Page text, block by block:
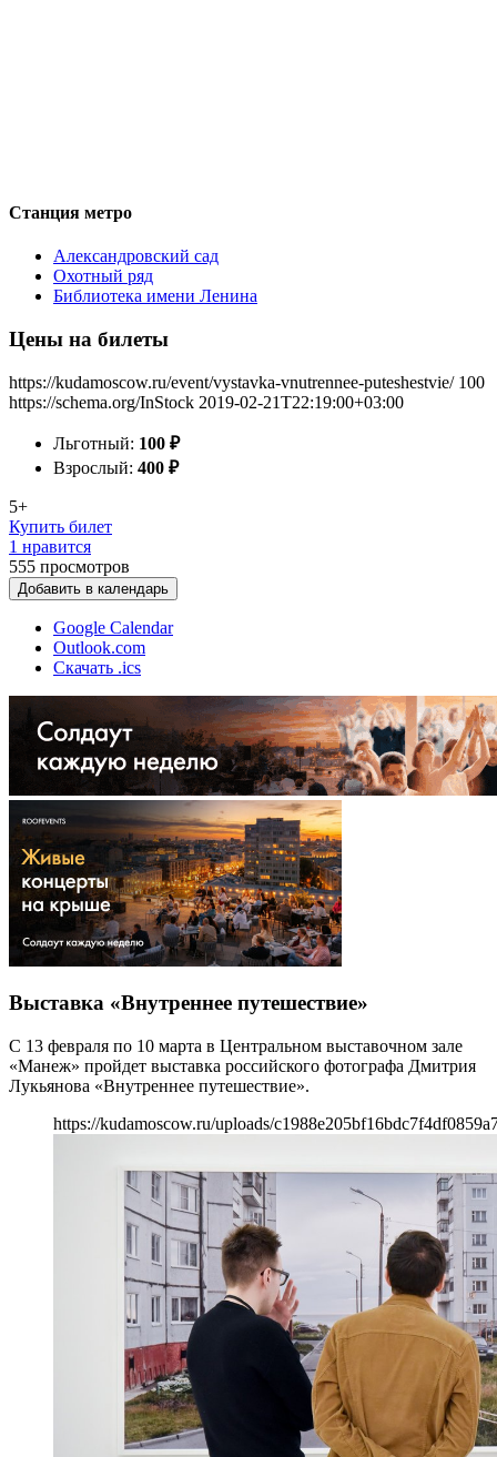
Станция метро
Александровский сад
Охотный ряд
Библиотека имени Ленина
Цены на билеты
https://kudamoscow.ru/event/vystavka-vnutrennee-puteshestvie/ 100
https://schema.org/InStock 2019-02-21T22:19:00+03:00
Льготный: 100 ₽
Взрослый: 400 ₽
5+
Купить билет
1 нравится
555 просмотров
Добавить в календарь
Google Calendar
Outlook.com
Скачать .ics
Выставка «Внутреннее путешествие»
С 13 февраля по 10 марта в Центральном выставочном зале
«Манеж» пройдет выставка российского фотографа Дмитрия
Лукьянова «Внутреннее путешествие».
https://kudamoscow.ru/uploads/